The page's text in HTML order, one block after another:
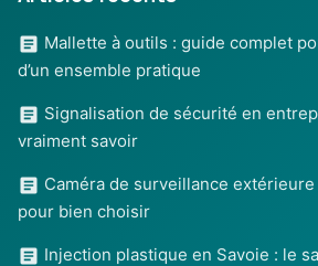
Mallette à outils : guide complet
d’un ensemble pratique
Signalisation de sécurité en
vraiment savoir
Caméra de surveillance
pour bien choisir
Injection plastique en Savoie : le